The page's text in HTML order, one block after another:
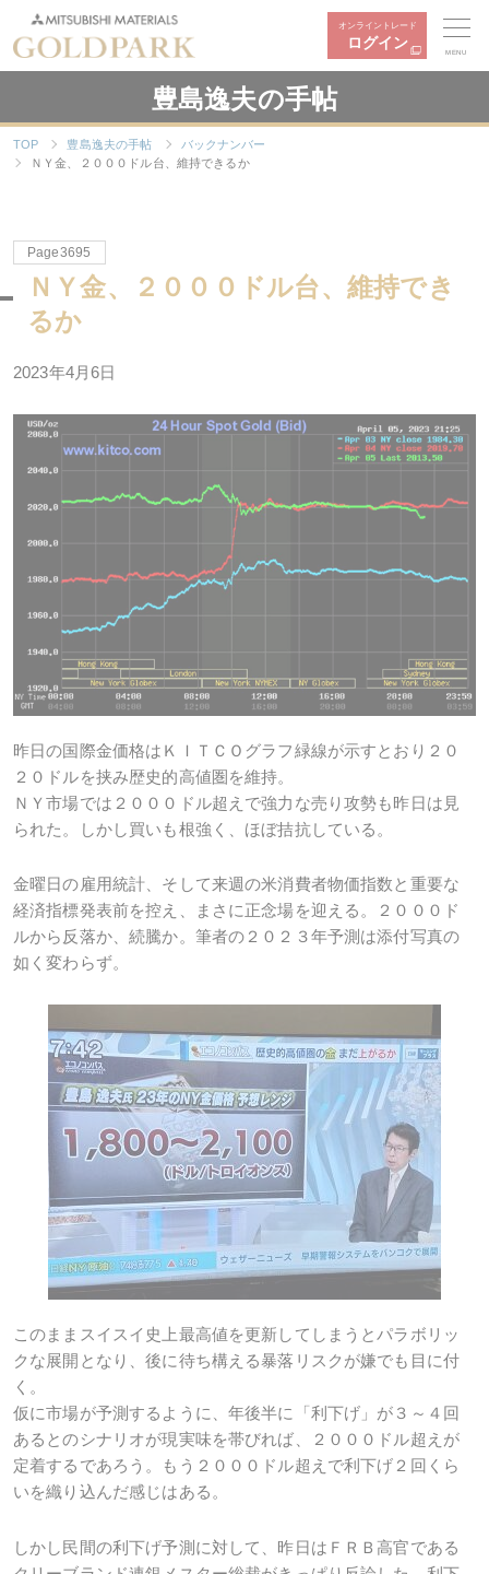
オンライントレード
ログイン
MENU
豊島逸夫の手帖
TOP 豊島逸夫の手帖
バックナンバー
ＮＹ金、２０００ドル台、維持できるか
Page3695
ＮＹ金、２０００ドル台、維持でき
るか
2023年4月6日
昨日の国際金価格はＫＩＴＣＯグラフ緑線が示すとおり２０
２０ドルを挟み歴史的高値圏を維持。
ＮＹ市場では２０００ドル超えで強力な売り攻勢も昨日は見
られた。しかし買いも根強く、ほぼ拮抗している。
金曜日の雇用統計、そして来週の米消費者物価指数と重要な
経済指標発表前を控え、まさに正念場を迎える。２０００ド
ルから反落か、続騰か。筆者の２０２３年予測は添付写真の
如く変わらず。
このままスイスイ史上最高値を更新してしまうとパラボリッ
クな展開となり、後に待ち構える暴落リスクが嫌でも目に付
く。
仮に市場が予測するように、年後半に「利下げ」が３～４回
あるとのシナリオが現実味を帯びれば、２０００ドル超えが
定着するであろう。もう２０００ドル超えで利下げ２回くら
いを織り込んだ感じはある。
しかし民間の利下げ予測に対して、昨日はＦＲＢ高官である